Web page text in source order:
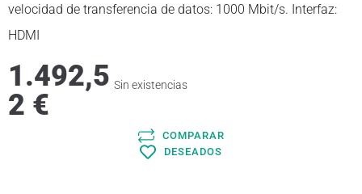
velocidad de transferencia de datos: 1000 Mbit/s. Interfaz:
HDMI
1.492,5
2 €
Sin existencias
COMPARAR
DESEADOS